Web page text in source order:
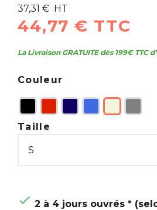
37,31 € HT
44,77 € TTC
La Livraison GRATUITE dès 199€ TTC
Couleur
Taille
 2 à 4 jours ouvrés *